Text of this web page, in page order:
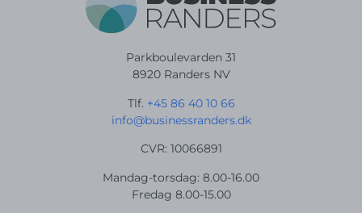
Parkboulevarden 31
8920 Randers NV
Tlf. +45 86 40 10 66
info@businessranders.dk
CVR: 10066891
Mandag-torsdag: 8.00-16.00
Fredag 8.00-15.00